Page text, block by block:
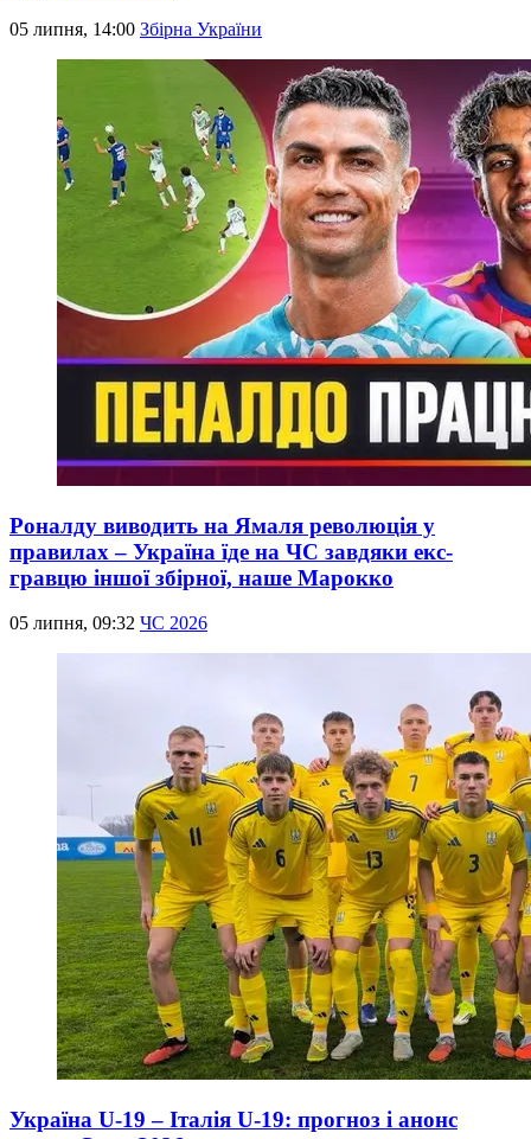
05 липня, 14:00 Збірна України
Роналду виводить на Ямаля революція у
правилах – Україна їде на ЧС завдяки екс-
гравцю іншої збірної, наше Марокко
05 липня, 09:32 ЧС 2026
Україна U-19 – Італія U-19: прогноз і анонс